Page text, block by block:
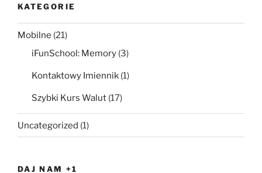
KATEGORIE
Mobilne (21)
iFunSchool: Memory (3)
Kontaktowy Imiennik (1)
Szybki Kurs Walut (17)
Uncategorized (1)
DAJ NAM +1